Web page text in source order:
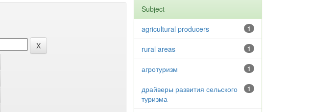
Subject
1
agricultural producers
1
rural areas
1
агротуризм
1
драйверы развития сельского
туризма